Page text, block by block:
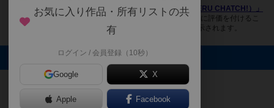
ボドゲーマにログインすると、 「カエルキャッチ！（KAERU CHATCH!）」
の画像をアップロード出来たり、他のユーザーの投稿画像に評価を付けるこ
とができます。また、トップ6の画像は様々なページで表示されます。
トップに表示される画像
ぶれけけゲーム
ぶれけけゲーム
ズ
お気に入り作品・所有リストの共
有
ログイン / 会員登録（10秒）
Google X
Apple Facebook